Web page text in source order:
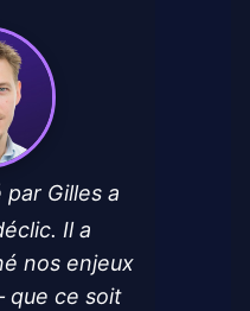
par Gilles a
Il a
nos enjeux
que ce soit